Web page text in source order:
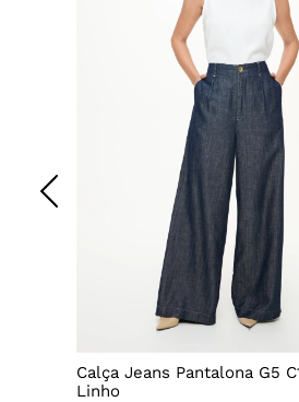
Calça Jeans Pantalona G5
Linho